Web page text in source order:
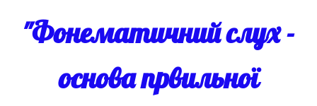
"Фонематичний слух -
основа првильної